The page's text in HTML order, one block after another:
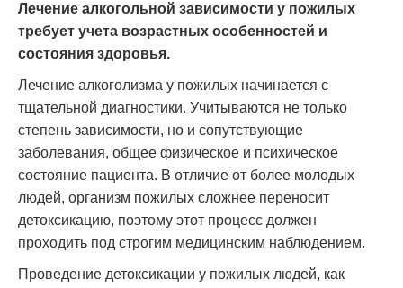
Лечение алкогольной зависимости у пожилых
требует учета возрастных особенностей и
состояния здоровья.
Лечение алкоголизма у пожилых начинается с
тщательной диагностики. Учитываются не только
степень зависимости, но и сопутствующие
заболевания, общее физическое и психическое
состояние пациента. В отличие от более молодых
людей, организм пожилых сложнее переносит
детоксикацию, поэтому этот процесс должен
проходить под строгим медицинским наблюдением.
Проведение детоксикации у пожилых людей, как